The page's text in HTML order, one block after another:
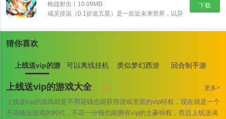
视觉体验，不会分心。
1.阅读注重提供良好的用户体验，界面简洁明了，操作流畅，在阅读
2.支持多种平台，包括手机、平板电脑和电脑，允许用户在不同设备
上同时阅读他们最喜欢的漫画作品。
3.用户可以根据标题、作者和漫画类型等关键字快速搜索，方便他们
快速找到感兴趣的漫画作品。
下载
枪战射击丨10.09MB
戒灵传说（0.1折送五星）是一款近未来世界，以异
新卡组，海量卡牌搭配及阵营组合，衍生出丰富策略
猜你喜欢
上线送vip的游
戏大全
可以离线挂机
游戏大全
类似梦幻西游 回合制手游
上线送vip的游戏大全 更多>
上线送vip的游戏就是不用花钱也能获得游戏里面的vip特权，现在就是一个
不花钱玩游戏的时代，不花一分钱也能拥有vip的土豪特权，而且上线送满